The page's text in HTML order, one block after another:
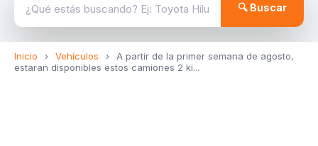
🔍 Buscar
Inicio › Vehículos ›
A partir de la primer semana de agosto,
estaran disponibles estos camiones 2 ki...